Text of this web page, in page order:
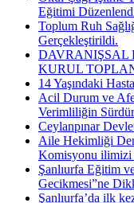
Eğitimi
Toplum Ruh
Gerçekleştirildi.
KURUL
14 Yaşındaki
Acil Durum ve
Verimliliğin
Ceylanpınar
Aile Hekimliği
Komisyonu ilimizi
Şanlıurfa Eğitim
Gecikmesi”ne
Şanlıurfa’da ilk